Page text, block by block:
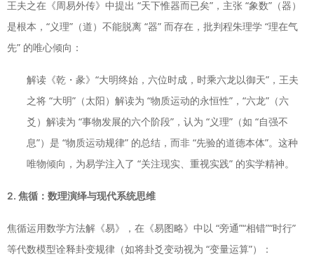
王夫之在《周易外传》中提出 “天下惟器而已矣”，主张 “象数”（器）
是根本，“义理”（道）不能脱离 “器” 而存在，批判程朱理学 “理在气
先” 的唯心倾向：
解读《乾・彖》“大明终始，六位时成，时乘六龙以御天”，王夫
之将 “大明”（太阳）解读为 “物质运动的永恒性”，“六龙”（六
爻）解读为 “事物发展的六个阶段”，认为 “义理”（如 “自强不
息”）是 “物质运动规律” 的总结，而非 “先验的道德本体”。这种
唯物倾向，为易学注入了 “关注现实、重视实践” 的实学精神。
2. 焦循：数理演绎与现代系统思维
焦循运用数学方法解《易》，在《易图略》中以 “旁通”“相错”“时行”
等代数模型诠释卦变规律（如将卦爻变动视为 “变量运算”）：